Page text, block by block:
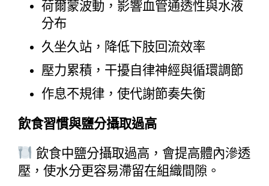
荷爾蒙波動，影響血管通透性與水液
分布
久坐久站，降低下肢回流效率
壓力累積，干擾自律神經與循環調節
作息不規律，使代謝節奏失衡
飲食習慣與鹽分攝取過高
飲食中鹽分攝取過高，會提高體內滲透
壓，使水分更容易滯留在組織間隙。